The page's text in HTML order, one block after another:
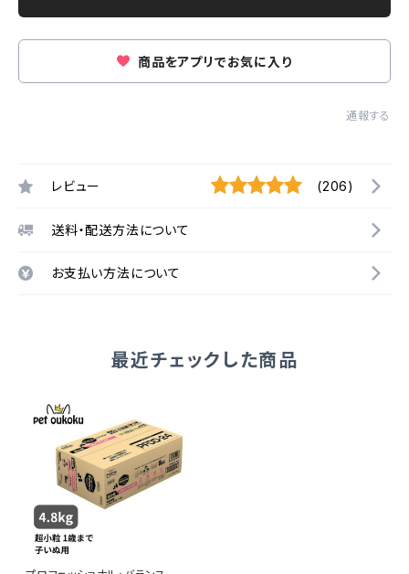
商品をアプリでお気に入り
通報する
レビュー (206)
送料・配送方法について
お支払い方法について
最近チェックした商品